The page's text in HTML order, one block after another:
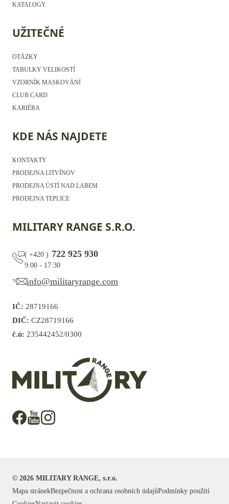
KATALOGY
UŽITEČNÉ
OTÁZKY
TABULKY VELIKOSTÍ
VZORNÍK MASKOVÁNÍ
CLUB CARD
KARIÉRA
KDE NÁS NAJDETE
KONTAKTY
PRODEJNA LITVÍNOV
PRODEJNA ÚSTÍ NAD LABEM
PRODEJNA TEPLICE
MILITARY RANGE S.R.O.
( +420 ) 722 925 930
9:00 - 17:30
info@militaryrange.com
IČ: 28719166
DIČ: CZ28719166
č.ú: 235442452/0300
© 2026 MILITARY RANGE, s.r.o.
Mapa stránekBezpečnost a ochrana osobních údajůPodmínky použití